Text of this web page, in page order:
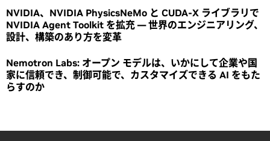
NVIDIA、NVIDIA PhysicsNeMo と CUDA-X ライブラリで
NVIDIA Agent Toolkit を拡充 ― 世界のエンジニアリング、
設計、構築のあり方を変革
Nemotron Labs: オープン モデルは、いかにして企業や国
家に信頼でき、制御可能で、カスタマイズできる AI をもた
らすのか